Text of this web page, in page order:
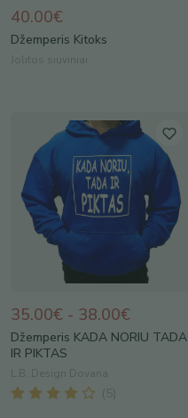
40.00€
Džemperis Kitoks
Jolitos siuviniai
35.00€ - 38.00€
Džemperis KADA NORIU TADA
IR PIKTAS
L.B. Design Dovana
( 5